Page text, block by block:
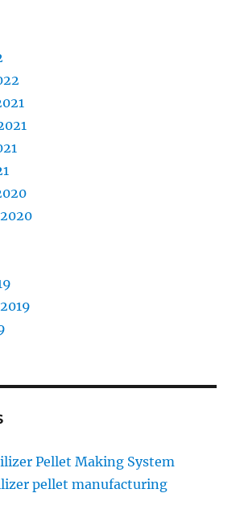
Pellet Making System
pellet manufacturing